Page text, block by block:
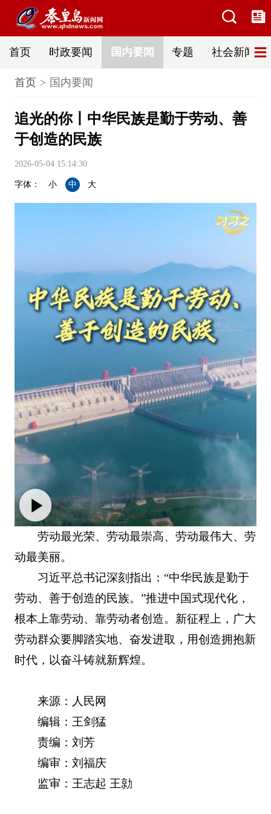
首页 时政要闻 国内要闻 专题 社会新闻
首页 国内要闻
追光的你丨中华民族是勤于劳动、善
于创造的民族
2026-05-04 15:14:30
字体： 小 中 大
劳动最光荣、劳动最崇高、劳动最伟大、劳
动最美丽。
习近平总书记深刻指出：“中华民族是勤于
劳动、善于创造的民族。”推进中国式现代化，
根本上靠劳动、靠劳动者创造。新征程上，广大
劳动群众要脚踏实地、奋发进取，用创造拥抱新
时代，以奋斗铸就新辉煌。
来源：人民网
编辑：王剑猛
责编：刘芳
编审：刘福庆
监审：王志起 王勍